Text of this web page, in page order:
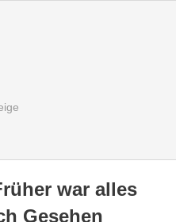
war alles
Gesehen